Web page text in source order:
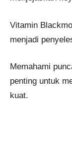
Vitamin
menjadi
Memahami
penting untuk
kuat.